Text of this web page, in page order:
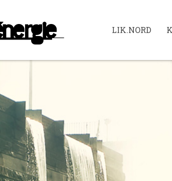
LIK.NORD